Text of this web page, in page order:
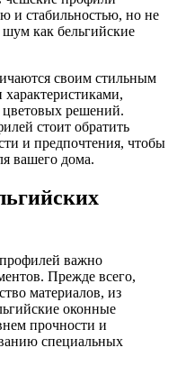
и стабильностью, но не
шум как бельгийские
своим стильным
цветовых решений.
стоит обратить
и предпочтения, чтобы
вашего дома.
важно
Прежде всего,
материалов, из
оконные
прочности и
специальных